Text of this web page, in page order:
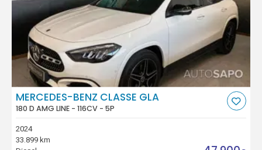
MERCEDES-BENZ CLASSE GLA
180 D AMG LINE - 116CV - 5P
2024
33.899 km